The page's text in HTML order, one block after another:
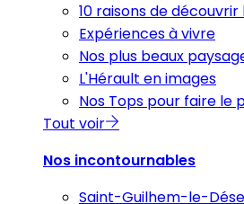
10 raisons de découvrir
Expériences à vivre
Nos plus beaux
L'Hérault en images
Nos Tops pour faire le
Tout voir
Nos incontournables
Saint-Guilhem-le-